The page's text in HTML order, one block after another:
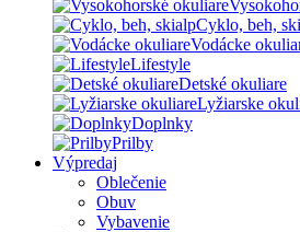
Cyklo, beh,
Vodácke
Lifestyle
Detské okuliare
Lyžiarske
Doplnky
Prilby
Výpredaj
Oblečenie
Obuv
Vybavenie